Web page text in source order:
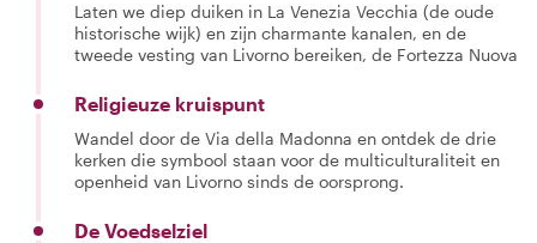
Laten we diep duiken in La Venezia Vecchia (de oude
historische wijk) en zijn charmante kanalen, en de
tweede vesting van Livorno bereiken, de Fortezza Nuova
Religieuze kruispunt
Wandel door de Via della Madonna en ontdek de drie
kerken die symbool staan voor de multiculturaliteit en
openheid van Livorno sinds de oorsprong.
De Voedselziel